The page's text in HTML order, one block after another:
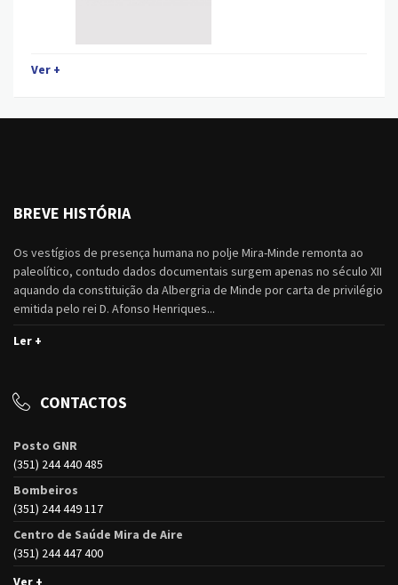
Ver +
BREVE HISTÓRIA
Os vestígios de presença humana no polje Mira-Minde remonta ao
paleolítico, contudo dados documentais surgem apenas no século XII
aquando da constituição da Albergria de Minde por carta de privilégio
emitida pelo rei D. Afonso Henriques...
Ler +
CONTACTOS
Posto GNR
(351) 244 440 485
Bombeiros
(351) 244 449 117
Centro de Saúde Mira de Aire
(351) 244 447 400
Ver +